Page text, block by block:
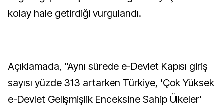
kolay hale getirdiği vurgulandı.
Açıklamada, "Aynı sürede e-Devlet Kapısı giriş
sayısı yüzde 313 artarken Türkiye, 'Çok Yüksek
e-Devlet Gelişmişlik Endeksine Sahip Ülkeler'